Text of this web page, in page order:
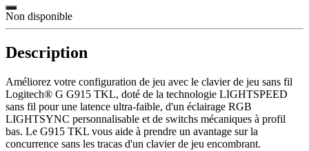
Non disponible
Description
Améliorez votre configuration de jeu avec le clavier de jeu sans fil
Logitech® G G915 TKL, doté de la technologie LIGHTSPEED
sans fil pour une latence ultra-faible, d'un éclairage RGB
LIGHTSYNC personnalisable et de switchs mécaniques à profil
bas. Le G915 TKL vous aide à prendre un avantage sur la
concurrence sans les tracas d'un clavier de jeu encombrant.